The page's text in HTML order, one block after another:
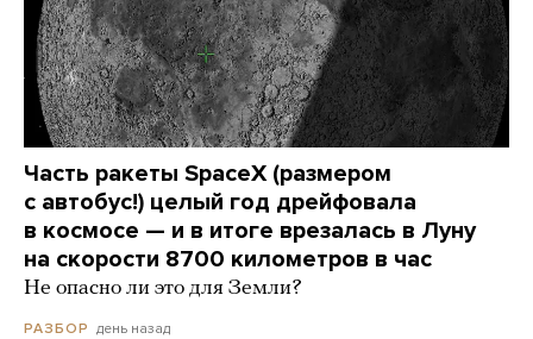
Часть ракеты SpaceX (размером
с автобус!) целый год дрейфовала
в космосе — и в итоге врезалась в Луну
на скорости 8700 километров в час
Не опасно ли это для Земли?
РАЗБОР день назад